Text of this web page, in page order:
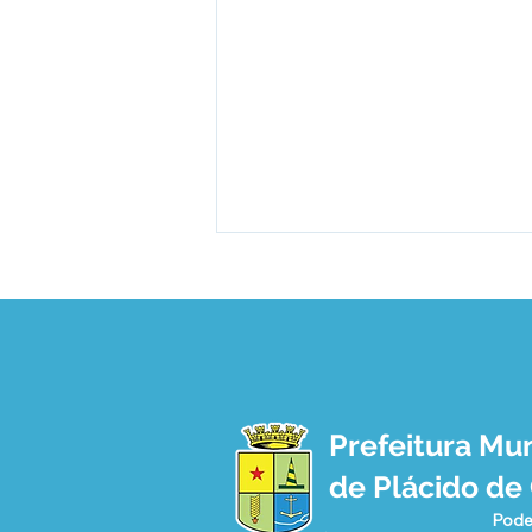
Curso de Operação e
Manutenção de Tratores
Agrícolas fortalece a
Prefeitura
de Plácido de